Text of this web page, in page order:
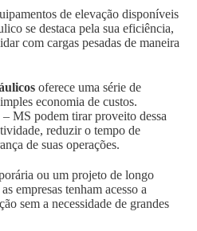
de elevação disponíveis
se destaca pela sua eficiência,
com cargas pesadas de maneira
oferece uma série de
economia de custos.
MS podem tirar proveito dessa
reduzir o tempo de
de suas operações.
ou um projeto de longo
empresas tenham acesso a
sem a necessidade de grandes